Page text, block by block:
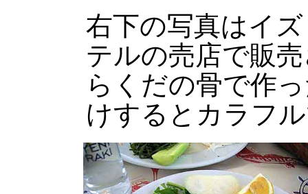
右下の写真はイ
テルの売店で販
らくだの骨で作
けするとカラフ